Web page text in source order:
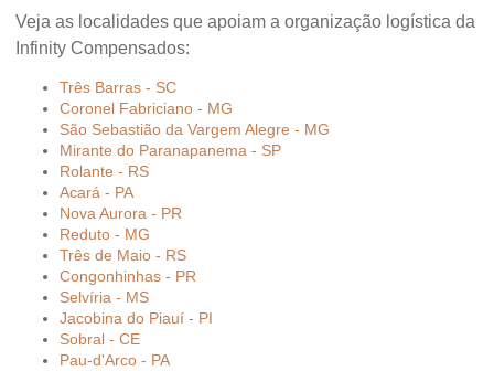
Veja as localidades que apoiam a organização logística da
Infinity Compensados:
Três Barras - SC
Coronel Fabriciano - MG
São Sebastião da Vargem Alegre - MG
Mirante do Paranapanema - SP
Rolante - RS
Acará - PA
Nova Aurora - PR
Reduto - MG
Três de Maio - RS
Congonhinhas - PR
Selvíria - MS
Jacobina do Piauí - PI
Sobral - CE
Pau-d'Arco - PA